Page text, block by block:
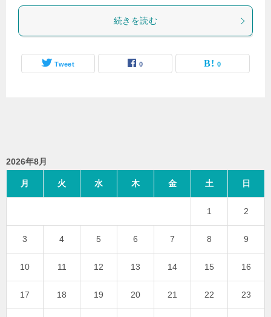
続きを読む
Tweet 0 0
2026年8月
月 火 水 木 金 土 日
1 2
3 4 5 6 7 8 9
10 11 12 13 14 15 16
17 18 19 20 21 22 23